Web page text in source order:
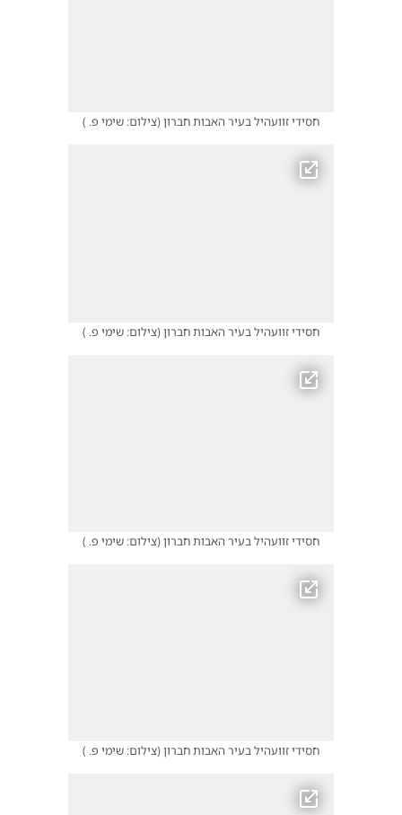
חסידי זוועהיל בעיר האבות חברון(צילום: שימי פ. )
חסידי זוועהיל בעיר האבות חברון(צילום: שימי פ. )
חסידי זוועהיל בעיר האבות חברון(צילום: שימי פ. )
חסידי זוועהיל בעיר האבות חברון(צילום: שימי פ. )